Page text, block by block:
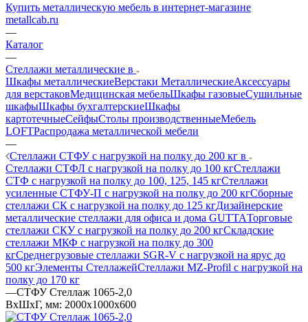
Купить металлическую мебель в интернет-магазине
metallcab.ru
—
Каталог
—
Стеллажи металлические в
Шкафы металлическиеВерстаки МеталлическиеАксессуары
для верстаковМедицинская мебельШкафы газовыеСушильные
шкафыШкафы бухгалтерскиеШкафы
картотечныеСейфыСтолы производственныеМебель
LOFTРаспродажа металлической мебели
—
Стеллажи СТФУ с нагрузкой на полку до 200 кг в
Стеллажи СТФЛ с нагрузкой на полку до 100 кгСтеллажи
СТФ с нагрузкой на полку до 100, 125, 145 кгСтеллажи
усиленные СТФУ-П с нагрузкой на полку до 200 кгСборные
стеллажи СК с нагрузкой на полку до 125 кгДизайнерские
металлические стеллажи для офиса и дома GUTTAТорговые
стеллажи СКУ с нагрузкой на полку до 200 кгСкладские
стеллажи МКФ с нагрузкой на полку до 300
кгСреднегрузовые стеллажи SGR-V с нагрузкой на ярус до
500 кгЭлементы СтеллажейСтеллажи MZ-Profil с нагрузкой на
полку до 170 кг
—СТФУ Стеллаж 1065-2,0
ВхШхГ, мм: 2000x1000x600